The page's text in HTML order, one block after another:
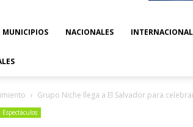
MUNICIPIOS NACIONALES
Grupo Niche llega a El Salvador para
Espectáculos